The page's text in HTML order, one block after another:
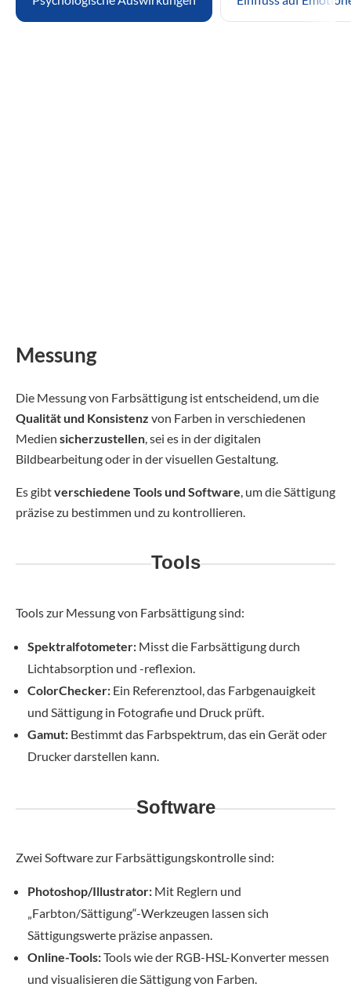
Messung
Die Messung von Farbsättigung ist entscheidend, um die
Qualität und Konsistenz von Farben in verschiedenen
Medien sicherzustellen, sei es in der digitalen
Bildbearbeitung oder in der visuellen Gestaltung.
Es gibtverschiedene Tools und Software, um die Sättigung
präzise zu bestimmen und zu kontrollieren.
Tools
Tools zur Messung von Farbsättigung sind:
Spektralfotometer: Misst die Farbsättigung durch
Lichtabsorption und -reflexion.
ColorChecker: Ein Referenztool, das Farbgenauigkeit
und Sättigung in Fotografie und Druck prüft.
Gamut: Bestimmt das Farbspektrum, das ein Gerät oder
Drucker darstellen kann.
Software
Zwei Software zur Farbsättigungskontrolle sind:
Photoshop/Illustrator: Mit Reglern und
„Farbton/Sättigung“-Werkzeugen lassen sich
Sättigungswerte präzise anpassen.
Online-Tools:Tools wie der RGB-HSL-Konverter messen
und visualisieren die Sättigung von Farben.